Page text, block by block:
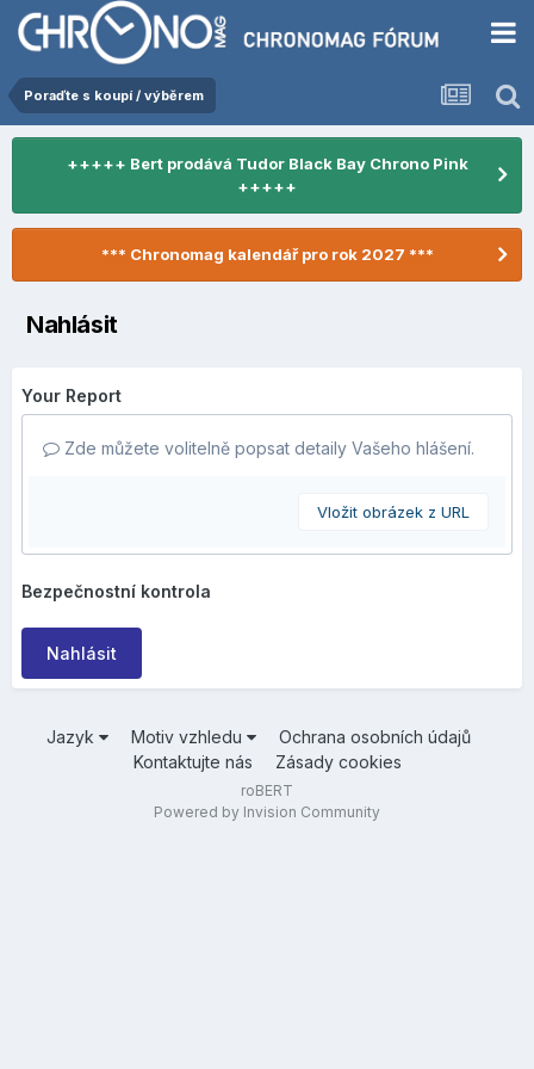
Poraďte s koupí / výběrem
+++++ Bert prodává Tudor Black Bay Chrono Pink
+++++
*** Chronomag kalendář pro rok 2027 ***
Nahlásit
Your Report
Zde můžete volitelně popsat detaily Vašeho hlášení.
Vložit obrázek z URL
Bezpečnostní kontrola
Nahlásit
Jazyk Motiv vzhledu
Ochrana osobních údajů
Kontaktujte nás
Zásady cookies
roBERT
Powered by Invision Community